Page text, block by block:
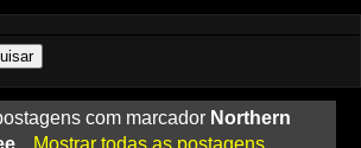
com marcador Northern
. Mostrar todas as postagens